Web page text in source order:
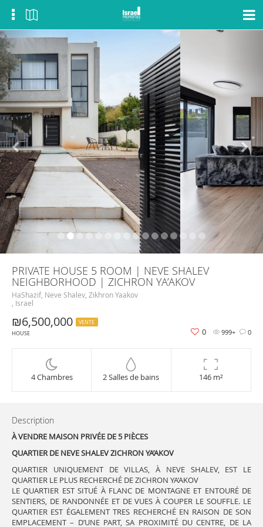
PRIVATE HOUSE 5 ROOM | NEVE SHALEV
NEIGHBORHOOD | ZICHRON YA’AKOV
HaShazif, Neve Shalev, Zikhron Yaakov
, Israel
₪6,500,000
VENTE
HOUSE
999+ 0
0
4 Chambres 2 Salles de bains 146 m²
Description
À VENDRE MAISON PRIVÉE DE 5 PIÈCES
QUARTIER DE NEVE SHALEVZICHRON YA’AKOV
QUARTIER UNIQUEMENT DE VILLAS, À NEVE SHALEV, EST LE
QUARTIER LE PLUS RECHERCHÉ DE ZICHRON YA’AKOV
LE QUARTIER EST SITUÉ À FLANC DE MONTAGNE ET ENTOURÉ DE
SENTIERS, DE RANDONNÉE ET DE VUES À COUPER LE SOUFFLE. LE
QUARTIER EST ÉGALEMENT TRES RECHERCHÉ EN RAISON DE SON
EMPLACEMENT – D’UNE PART, SA PROXIMITÉ DU CENTRE, DE LA